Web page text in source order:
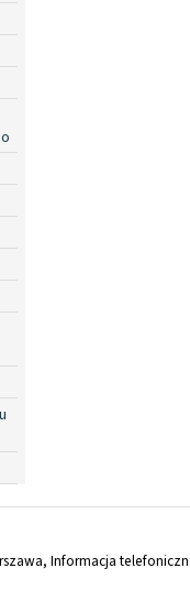
Informacja